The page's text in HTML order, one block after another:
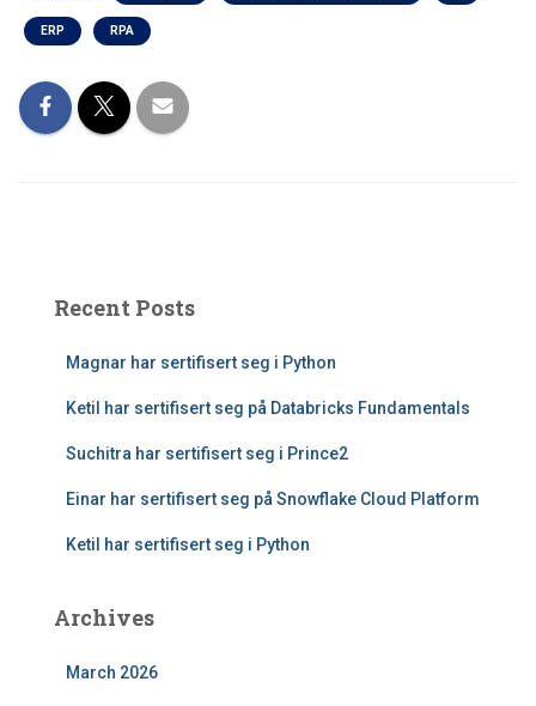
ERP RPA
Recent Posts
Magnar har sertifisert seg i Python
Ketil har sertifisert seg på Databricks Fundamentals
Suchitra har sertifisert seg i Prince2
Einar har sertifisert seg på Snowflake Cloud Platform
Ketil har sertifisert seg i Python
Archives
March 2026